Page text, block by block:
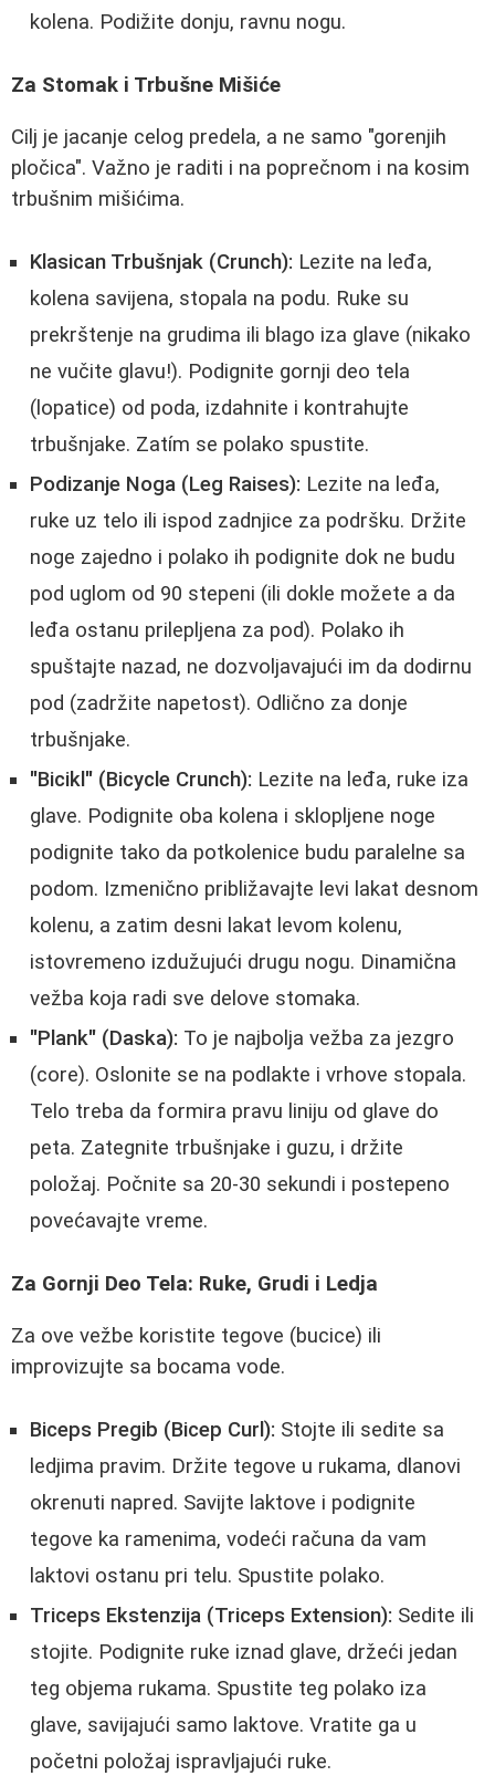
kolena. Podižite donju, ravnu nogu.
Za Stomak i Trbušne Mišiće
Cilj je jacanje celog predela, a ne samo "gorenjih
pločica". Važno je raditi i na poprečnom i na kosim
trbušnim mišićima.
Klasican Trbušnjak (Crunch): Lezite na leđa,
kolena savijena, stopala na podu. Ruke su
prekrštenje na grudima ili blago iza glave (nikako
ne vučite glavu!). Podignite gornji deo tela
(lopatice) od poda, izdahnite i kontrahujte
trbušnjake. Zatím se polako spustite.
Podizanje Noga (Leg Raises): Lezite na leđa,
ruke uz telo ili ispod zadnjice za podršku. Držite
noge zajedno i polako ih podignite dok ne budu
pod uglom od 90 stepeni (ili dokle možete a da
leđa ostanu prilepljena za pod). Polako ih
spuštajte nazad, ne dozvoljavajući im da dodirnu
pod (zadržite napetost). Odlično za donje
trbušnjake.
"Bicikl" (Bicycle Crunch): Lezite na leđa, ruke iza
glave. Podignite oba kolena i sklopljene noge
podignite tako da potkolenice budu paralelne sa
podom. Izmenično približavajte levi lakat desnom
kolenu, a zatim desni lakat levom kolenu,
istovremeno izdužujući drugu nogu. Dinamična
vežba koja radi sve delove stomaka.
"Plank" (Daska): To je najbolja vežba za jezgro
(core). Oslonite se na podlakte i vrhove stopala.
Telo treba da formira pravu liniju od glave do
peta. Zategnite trbušnjake i guzu, i držite
položaj. Počnite sa 20-30 sekundi i postepeno
povećavajte vreme.
Za Gornji Deo Tela: Ruke, Grudi i Ledja
Za ove vežbe koristite tegove (bucice) ili
improvizujte sa bocama vode.
Biceps Pregib (Bicep Curl): Stojte ili sedite sa
ledjima pravim. Držite tegove u rukama, dlanovi
okrenuti napred. Savijte laktove i podignite
tegove ka ramenima, vodeći računa da vam
laktovi ostanu pri telu. Spustite polako.
Triceps Ekstenzija (Triceps Extension): Sedite ili
stojite. Podignite ruke iznad glave, držeći jedan
teg objema rukama. Spustite teg polako iza
glave, savijajući samo laktove. Vratite ga u
početni položaj ispravljajući ruke.